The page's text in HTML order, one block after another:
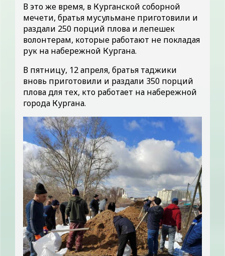
В это же время, в Курганской соборной
мечети, братья мусульмане приготовили и
раздали 250 порций плова и лепешек
волонтерам, которые работают не покладая
рук на набережной Кургана.
В пятницу, 12 апреля, братья таджики
вновь приготовили и раздали 350 порций
плова для тех, кто работает на набережной
города Кургана.